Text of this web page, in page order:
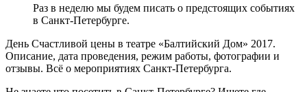
Раз в неделю мы будем писать о предстоящих событиях
в Санкт-Петербурге.
День Счастливой цены в театре «Балтийский Дом» 2017.
Описание, дата проведения, режим работы, фотографии и
отзывы. Всё о мероприятиях Санкт-Петербурга.